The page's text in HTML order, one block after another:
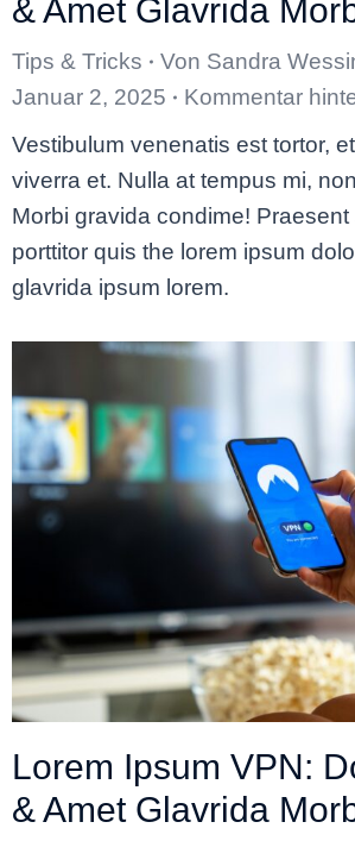
& Amet Glavrida
Tips & Tricks Von Sandra
Januar 2, 2025
Kommentar
Vestibulum venenatis est tortor,
viverra et. Nulla at tempus mi,
Morbi gravida condime!
porttitor quis the lorem ipsum
glavrida ipsum lorem.
Lorem Ipsum VPN:
& Amet Glavrida